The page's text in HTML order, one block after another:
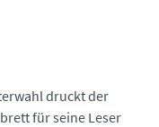
druckt der
für seine Leser